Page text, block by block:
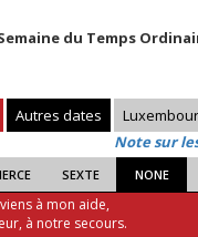
du Temps
Autres dates
Note sur
SEXTE NONE
à mon aide,
à notre secours.